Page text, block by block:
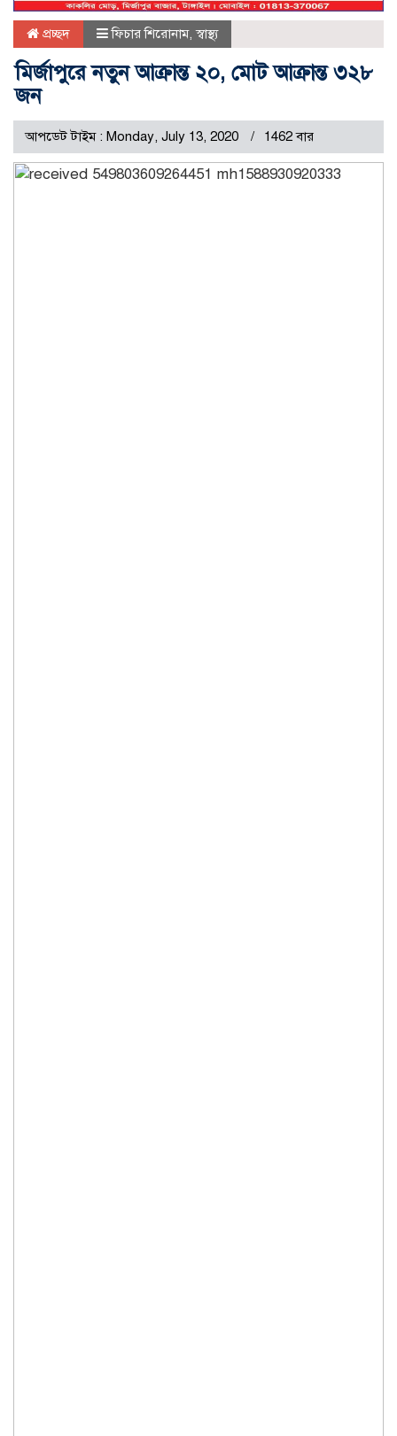
প্রচ্ছদ ফিচার শিরোনাম,স্বাস্থ্য
মির্জাপুরে নতুন আক্রান্ত ২০, মোট আক্রান্ত ৩২৮
জন
আপডেট টাইম : Monday, July 13, 2020 1462 বার